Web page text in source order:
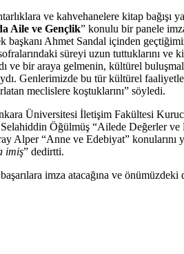
ve kahvehanelere kitap bağışı
Aile ve Gençlik” konulu bir panele
başkanı Ahmet Sandal içinden
süreyi uzun tuttuklarını
bir araya gelmenin, kültürel
Genlerimizde bu tür kültürel
meclislere koştuklarını” söyledi.
Üniversitesi İletişim Fakültesi
Öğülmüş “Ailede Değerler
“Anne ve Edebiyat” konularını
imiş” dedirtti.
imza atacağına ve